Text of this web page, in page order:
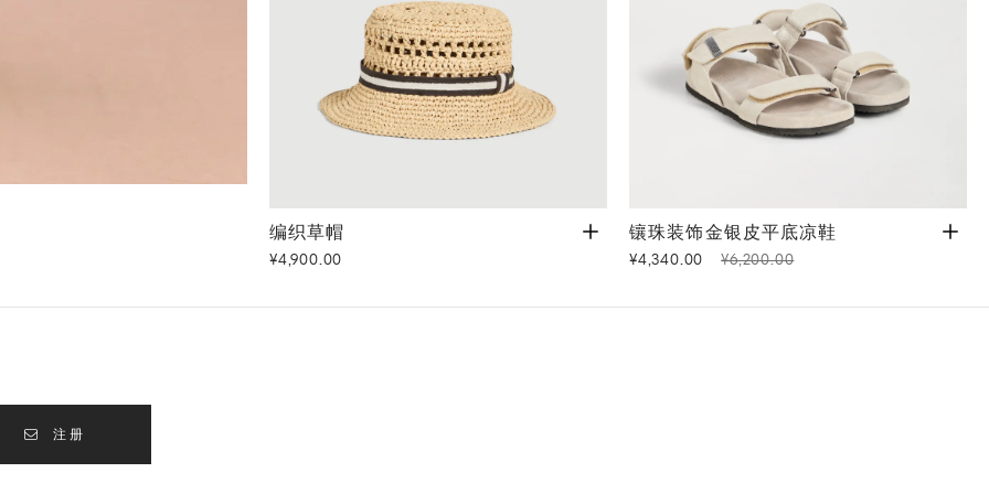
编织草帽
编织草帽
¥4,900.00
镶珠装饰金银皮平底凉鞋 米黄
镶珠装饰金银皮平底凉鞋
¥4,340.00 ¥6,200.00
注册